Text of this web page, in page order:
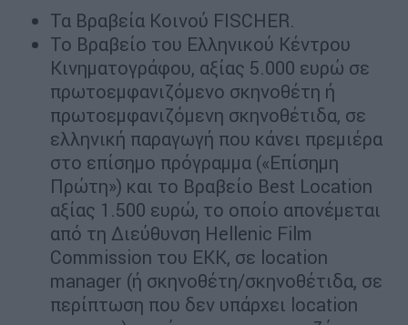
Τα Βραβεία Κοινού FISCHER.
Το Βραβείο του Ελληνικού Κέντρου
Κινηματογράφου, αξίας 5.000 ευρώ σε
πρωτοεμφανιζόμενο σκηνοθέτη ή
πρωτοεμφανιζόμενη σκηνοθέτιδα, σε
ελληνική παραγωγή που κάνει πρεμιέρα
στο επίσημο πρόγραμμα («Επίσημη
Πρώτη») και το Βραβείο Best Location
αξίας 1.500 ευρώ, το οποίο απονέμεται
από τη Διεύθυνση Hellenic Film
Commission του ΕΚΚ, σε location
manager (ή σκηνοθέτη/σκηνοθέτιδα, σε
περίπτωση που δεν υπάρχει location